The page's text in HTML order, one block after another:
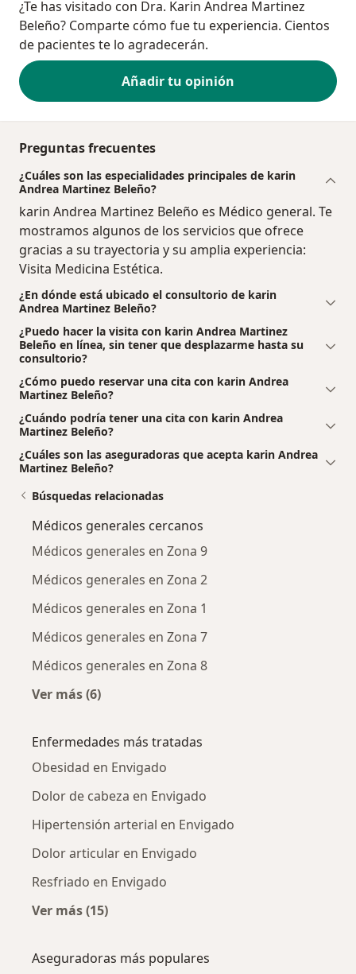
¿Te has visitado con Dra. Karin Andrea Martinez
Beleño? Comparte cómo fue tu experiencia. Cientos
de pacientes te lo agradecerán.
Añadir tu opinión
Preguntas frecuentes
¿Cuáles son las especialidades principales de karin
Andrea Martinez Beleño?
karin Andrea Martinez Beleño es Médico general. Te
mostramos algunos de los servicios que ofrece
gracias a su trayectoria y su amplia experiencia:
Visita Medicina Estética.
¿En dónde está ubicado el consultorio de karin
Andrea Martinez Beleño?
¿Puedo hacer la visita con karin Andrea Martinez
Beleño en línea, sin tener que desplazarme hasta su
consultorio?
¿Cómo puedo reservar una cita con karin Andrea
Martinez Beleño?
¿Cuándo podría tener una cita con karin Andrea
Martinez Beleño?
¿Cuáles son las aseguradoras que acepta karin Andrea
Martinez Beleño?
Búsquedas relacionadas
Médicos generales cercanos
Médicos generales en Zona 9
Médicos generales en Zona 2
Médicos generales en Zona 1
Médicos generales en Zona 7
Médicos generales en Zona 8
Ver más (6)
Enfermedades más tratadas
Obesidad en Envigado
Dolor de cabeza en Envigado
Hipertensión arterial en Envigado
Dolor articular en Envigado
Resfriado en Envigado
Ver más (15)
Aseguradoras más populares